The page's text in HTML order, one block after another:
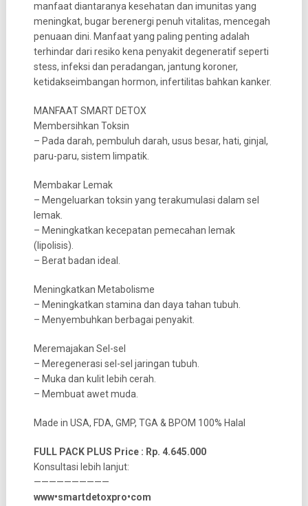
manfaat diantaranya kesehatan dan imunitas yang
meningkat, bugar berenergi penuh vitalitas, mencegah
penuaan dini. Manfaat yang paling penting adalah
terhindar dari resiko kena penyakit degeneratif seperti
stess, infeksi dan peradangan, jantung koroner,
ketidakseimbangan hormon, infertilitas bahkan kanker.
MANFAAT SMART DETOX
Membersihkan Toksin
– Pada darah, pembuluh darah, usus besar, hati, ginjal,
paru-paru, sistem limpatik.
Membakar Lemak
– Mengeluarkan toksin yang terakumulasi dalam sel
lemak.
– Meningkatkan kecepatan pemecahan lemak
(lipolisis).
– Berat badan ideal.
Meningkatkan Metabolisme
– Meningkatkan stamina dan daya tahan tubuh.
– Menyembuhkan berbagai penyakit.
Meremajakan Sel-sel
– Meregenerasi sel-sel jaringan tubuh.
– Muka dan kulit lebih cerah.
– Membuat awet muda.
Made in USA, FDA, GMP, TGA & BPOM 100% Halal
FULL PACK PLUS Price : Rp. 4.645.000
Konsultasi lebih lanjut:
——————————
www•smartdetoxpro•com